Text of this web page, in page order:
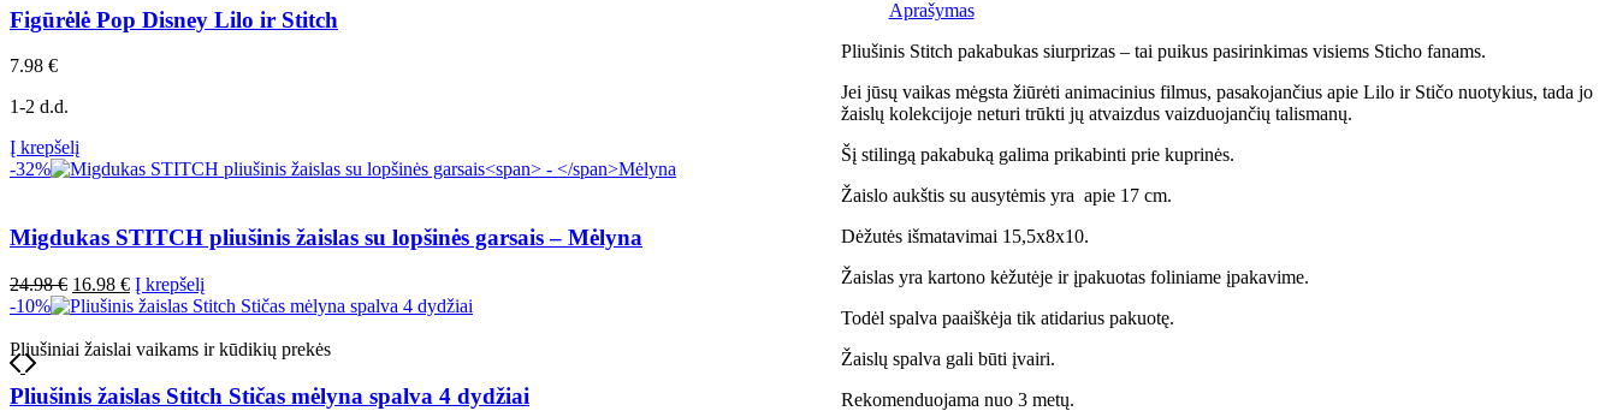
Aprašymas
Pliušinis Stitch pakabukas siurprizas – tai puikus pasirinkimas visiems Sticho fanams.
Jei jūsų vaikas mėgsta žiūrėti animacinius filmus, pasakojančius apie Lilo ir Stičo nuotykius, tada jo
žaislų kolekcijoje neturi trūkti jų atvaizdus vaizduojančių talismanų.
Šį stilingą pakabuką galima prikabinti prie kuprinės.
Žaislo aukštis su ausytėmis yra apie 17 cm.
Dėžutės išmatavimai 15,5x8x10.
Žaislas yra kartono kėžutėje ir įpakuotas foliniame įpakavime.
Todėl spalva paaiškėja tik atidarius pakuotę.
Žaislų spalva gali būti įvairi.
Rekomenduojama nuo 3 metų.
Figūrėlė Pop Disney Lilo ir Stitch
7.98 €
1-2 d.d.
Į krepšelį
-32%
Migdukas STITCH pliušinis žaislas su lopšinės garsais– Mėlyna
24.98€ Original
price
24.98 €.
16.98 €Current
price
16.98 €.
Į krepšelį
-10%
Pliušiniai žaislai vaikams ir kūdikių prekės
Pliušinis žaislas Stitch Stičas mėlyna spalva 4 dydžiai